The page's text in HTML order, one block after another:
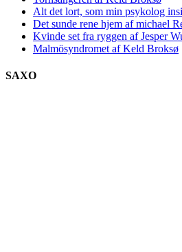
Alt det lort, som min psykolog
Det sunde rene hjem af michael
Kvinde set fra ryggen af Jesper
Malmösyndromet af Keld Broksø
SAXO